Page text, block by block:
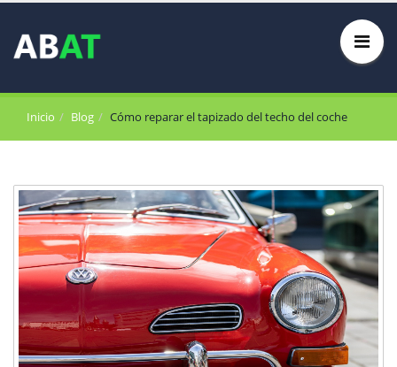
Inicio Blog Cómo reparar el tapizado del techo del coche